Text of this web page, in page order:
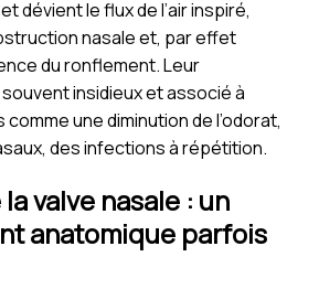
dévient le flux de l’air inspiré,
nasale et, par effet
du ronflement. Leur
insidieux et associé à
une diminution de l’odorat,
des infections à répétition.
valve nasale : un
anatomique parfois